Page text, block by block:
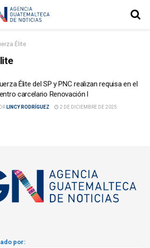
Élite
Élite del SP y PNC realizan requisa en el
carcelario Renovación l
LINCY RODRÍGUEZ 2 DE DICIEMBRE DE 2025
por: